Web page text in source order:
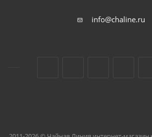
info@chaline.ru